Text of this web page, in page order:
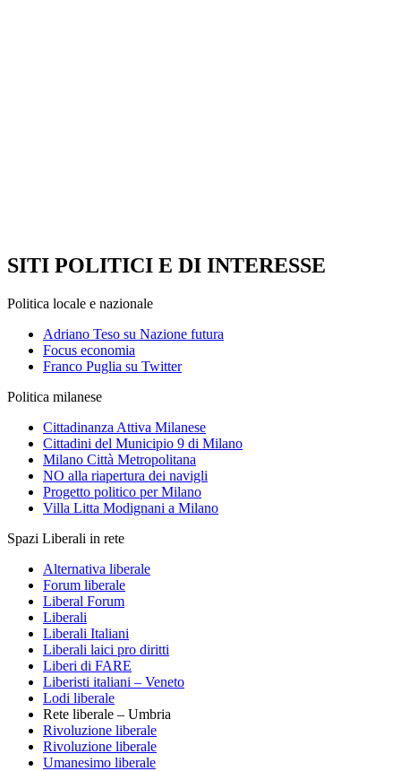
SITI POLITICI E DI INTERESSE
Politica locale e nazionale
Adriano Teso su Nazione futura
Focus economia
Franco Puglia su Twitter
Politica milanese
Cittadinanza Attiva Milanese
Cittadini del Municipio 9 di Milano
Milano Città Metropolitana
NO alla riapertura dei navigli
Progetto politico per Milano
Villa Litta Modignani a Milano
Spazi Liberali in rete
Alternativa liberale
Forum liberale
Liberal Forum
Liberali
Liberali Italiani
Liberali laici pro diritti
Liberi di FARE
Liberisti italiani – Veneto
Lodi liberale
Rete liberale – Umbria
Rivoluzione liberale
Rivoluzione liberale
Umanesimo liberale